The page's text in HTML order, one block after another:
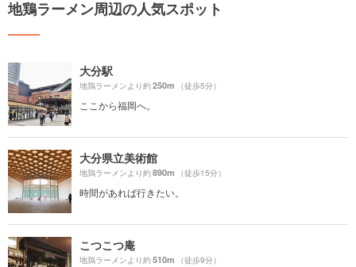
地鶏ラーメン周辺の人気スポット
大分駅
地鶏ラーメンより約250m （徒歩5分）
ここから福岡へ。
大分県立美術館
地鶏ラーメンより約890m （徒歩15分）
時間があれば行きたい。
こつこつ庵
地鶏ラーメンより約510m （徒歩9分）